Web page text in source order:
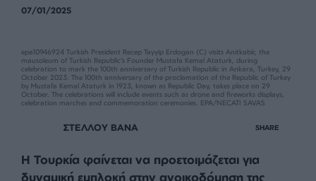
07/01/2025